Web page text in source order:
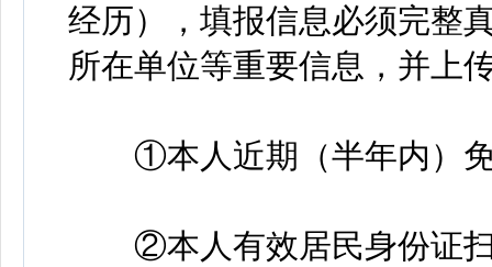
经历），填报信息必须完整
所在单位等重要信息，并上
①本人近期（半年内）免
②本人有效居民身份证扫